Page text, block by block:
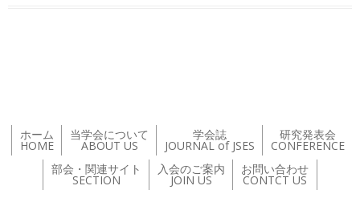
ホーム
HOME
当学会について
ABOUT US
学会誌
JOURNAL of JSES
研究発表会
CONFERENCE
部会・関連サイト
SECTION
入会のご案内
JOIN US
お問い合わせ
CONTCT US